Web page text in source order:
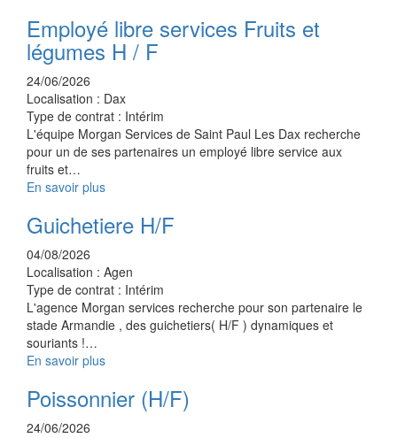
Employé libre services Fruits et
légumes H / F
24/06/2026
Localisation : Dax
Type de contrat : Intérim
L'équipe Morgan Services de Saint Paul Les Dax recherche
pour un de ses partenaires un employé libre service aux
fruits et…
En savoir plus
Guichetiere H/F
04/08/2026
Localisation : Agen
Type de contrat : Intérim
L'agence Morgan services recherche pour son partenaire le
stade Armandie , des guichetiers( H/F ) dynamiques et
souriants !…
En savoir plus
Poissonnier (H/F)
24/06/2026